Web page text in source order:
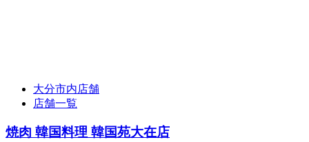
大分市内店舗
店舗一覧
焼肉 韓国料理 韓国苑大在店